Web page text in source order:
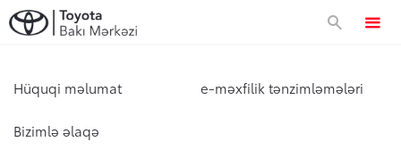
Approved Used
Hüquqi məlumat e-məxfilik tənzimləmələri
Bizimlə əlaqə